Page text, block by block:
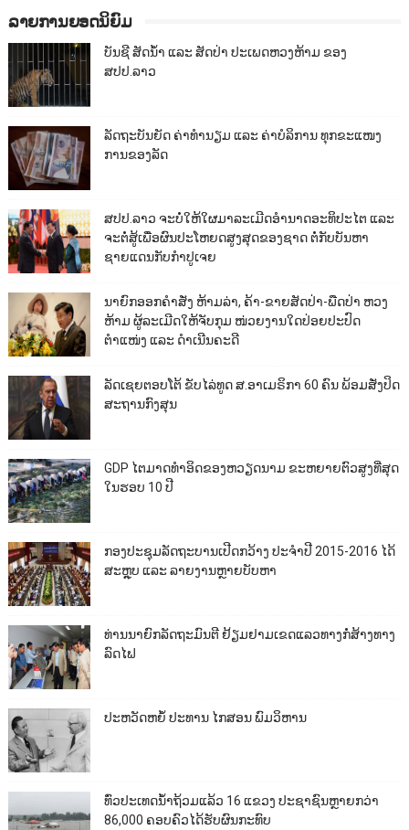
ລາຍການຍອດນິຍົມ
ບັນຊີ ສັດນ້ຳ ແລະ ສັດປ່າ ປະເພດຫວງຫ້າມ ຂອງ
ສປປ.ລາວ
ລັດຖະບັນຍັດ ຄ່າທຳນຽມ ແລະ ຄ່າບໍລິການ ທຸກຂະແໜງ
ການຂອງລັດ
ສປປ.ລາວ ຈະບໍ່ໃຫ້ໃຜມາລະເມີດອຳນາດອະທິປະໄຕ ແລະ
ຈະຕໍ່ສູ້ເພື່ອຜົນປະໂຫຍດສູງສຸດຂອງຊາດ ຕໍ່ກັບບັນຫາ
ຊາຍແດນກັບກຳປູເຈຍ
ນາຍົກອອກຄຳສັ່ງ ຫ້າມລ່າ, ຄ້າ-ຂາຍສັດປ່າ-ພືດປ່າ ຫວງ
ຫ້າມ ຜູ້ລະເມີດໃຫ້ຈັບກຸມ ໜ່ວຍງານໃດປ່ອຍປະປົດ
ຕຳແໜ່ງ ແລະ ດຳເນີນຄະດີ
ລັດເຊຍຕອບໂຕ້ ຂັບໄລ່ທູດ ສ.ອາເມຣິກາ 60 ຄົນ ພ້ອມສັ່ງປິດ
ສະຖານກົງສຸນ
GDP ໄຕມາດທຳອິດຂອງຫວຽດນາມ ຂະຫຍາຍຕົວສູງທີ່ສຸດ
ໃນຮອບ 10​ ປີ
ກອງປະຊຸມລັດຖະບານເປີດກວ້າງ ປະຈຳປີ 2015-2016 ໄດ້
ສະຫຼຸບ ແລະ ລາຍງານຫຼາຍບັບຫາ
ທ່ານນາຍົກລັດຖະມົນຕີ ຢ້ຽມຢາມເຂດແລວທາງກໍ່ສ້າງທາງ
ລົດໄຟ
ປະຫວັດຫຍໍ້ ປະທານ ໄກສອນ ພົມວິຫານ
ທົ່ວປະເທດນ້ຳຖ້ວມແລ້ວ 16 ແຂວງ ປະຊາຊົນຫຼາຍກວ່າ
86,000​ ຄອບຄົວໄດ້ຮັບຜົນກະທົບ